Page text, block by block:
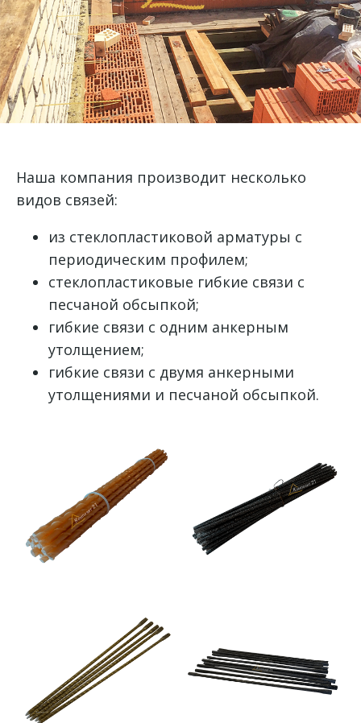
Наша компания производит несколько
видов связей:
из стеклопластиковой арматуры с
периодическим профилем;
стеклопластиковые гибкие связи с
песчаной обсыпкой;
гибкие связи с одним анкерным
утолщением;
гибкие связи с двумя анкерными
утолщениями и песчаной обсыпкой.